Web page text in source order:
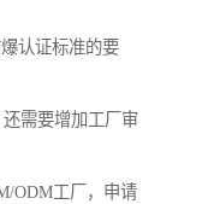
认证标准的要
需要增加工厂审
ODM工厂，申请